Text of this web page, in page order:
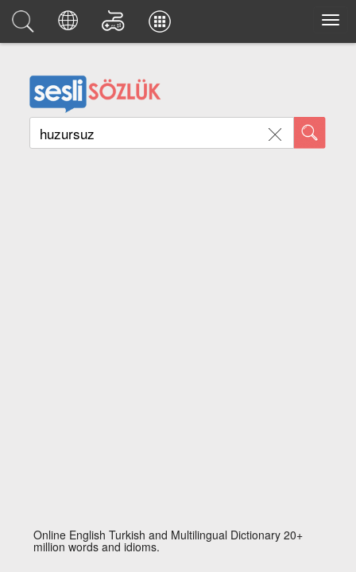
Online English Turkish and Multilingual Dictionary 20+
million words and idioms.